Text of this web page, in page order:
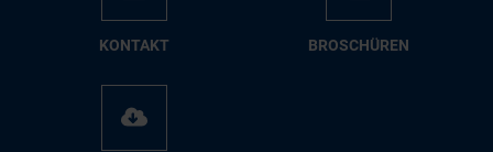
KON­TAKT BRO­SCHÜ­REN